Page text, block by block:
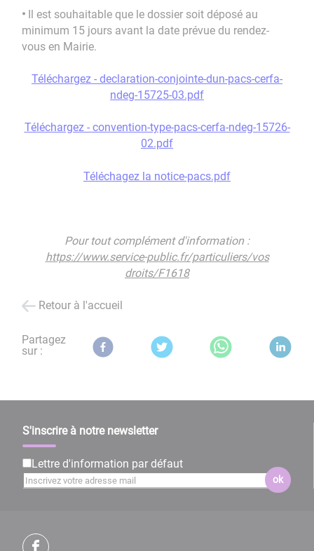
• Il est souhaitable que le dossier soit déposé au
minimum 15 jours avant la date prévue du rendez-
vous en Mairie.
Téléchargez - declaration-conjointe-dun-pacs-cerfa-
ndeg-15725-03.pdf
Téléchargez - convention-type-pacs-cerfa-ndeg-15726-
02.pdf
Téléchagez la notice-pacs.pdf
Pour tout complément d'information :
https://www.service-public.fr/particuliers/vos
droits/F1618
Retour à l'accueil
Partagez
sur :
S'inscrire à notre newsletter
Lettre d'information par défaut
ok